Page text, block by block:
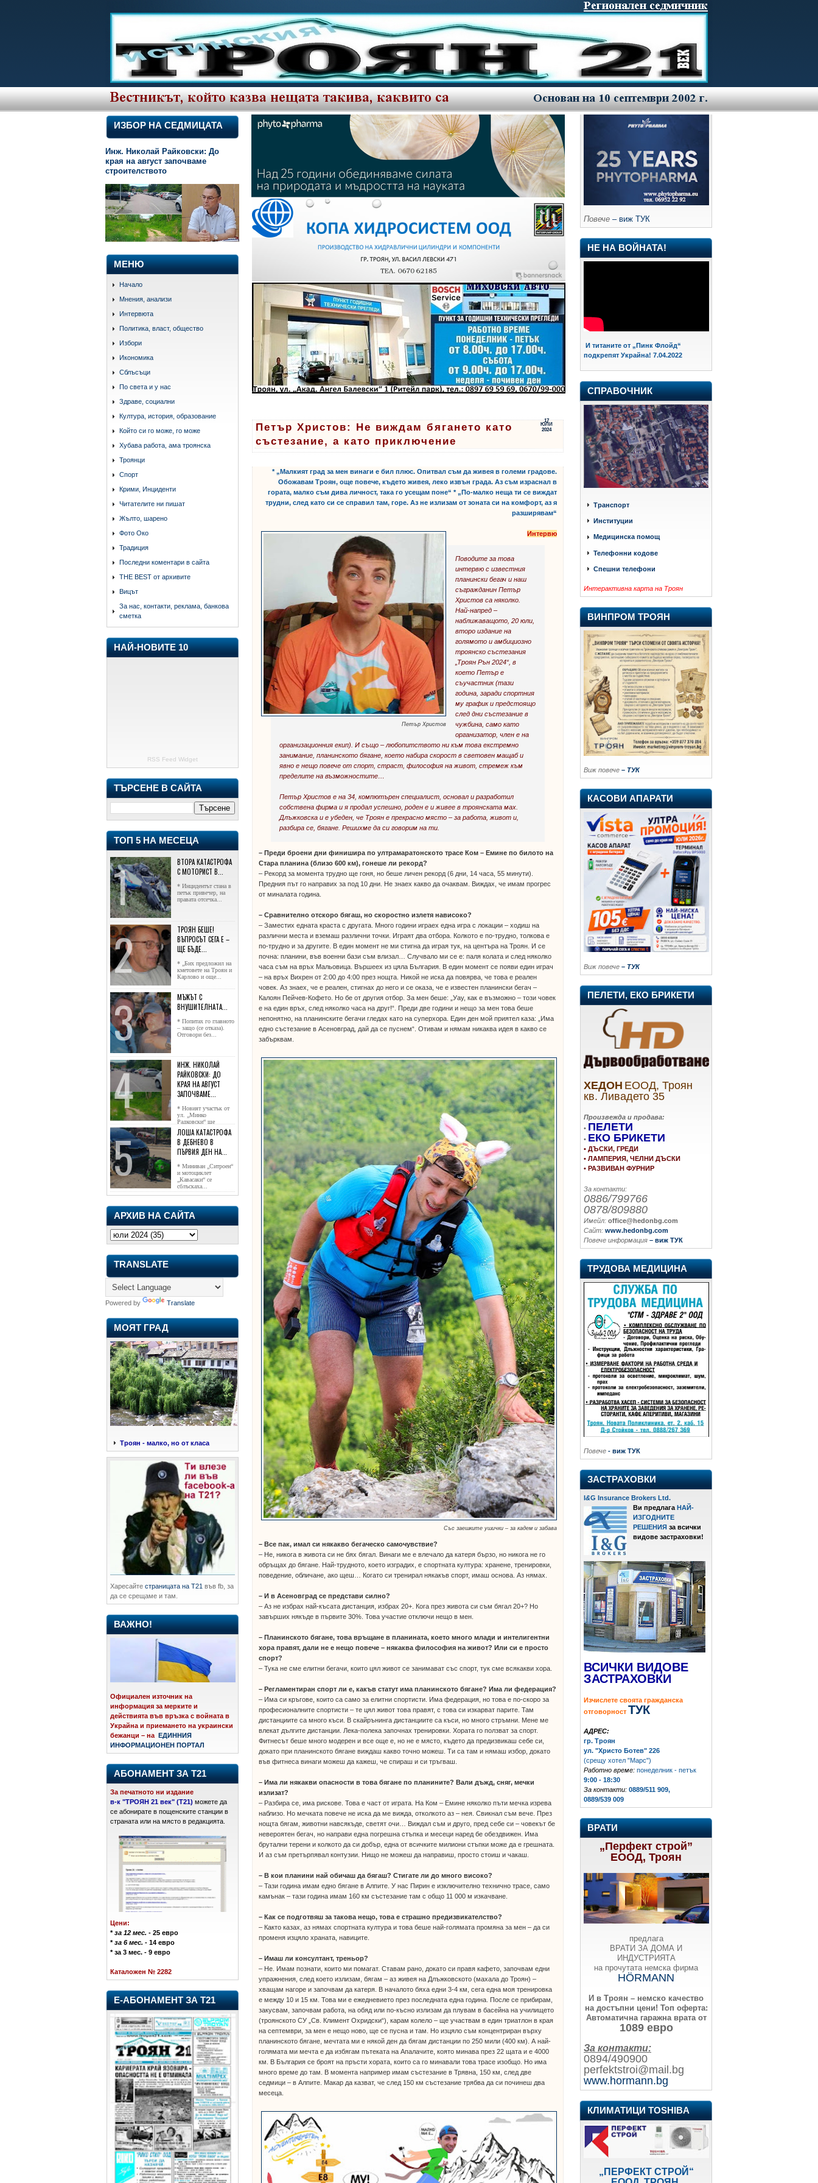
ИЗБОР НА СЕДМИЦАТА
Инж. Николай Райковски: До
края на август започваме
строителството
МЕНЮ
Начало
Мнения, анализи
Интервюта
Политика, власт, общество
Избори
Икономика
Сблъсъци
По света и у нас
Здраве, социални
Култура, история, образование
Който си го може, го може
Хубава работа, ама троянска
Троянци
Спорт
Крими, Инциденти
Читателите ни пишат
Жълто, шарено
Фото Око
Традиция
Последни коментари в сайта
THE BEST от архивите
Вицът
За нас, контакти, реклама, банкова
сметка
НАЙ-НОВИТЕ 10
RSS Feed Widget
ТЪРСЕНЕ В САЙТА
ТОП 5 НА МЕСЕЦА
ВТОРА КАТАСТРОФА
С МОТОРИСТ В...
* Инцидентът стана в
петък привечер, на
правата отсечка...
ТРОЯН БЕШЕ!
ВЪПРОСЪТ СЕГА Е –
ЩЕ БЪДЕ...
* „Бих предложил на
кметовете на Троян и
Карлово и още...
МЪЖЪТ С
ВНУШИТЕЛНАТА...
* Попитах го главното
– защо (се отказа).
Отговори без...
ИНЖ. НИКОЛАЙ
РАЙКОВСКИ: ДО
КРАЯ НА АВГУСТ
ЗАПОЧВАМЕ...
* Новият участък от
ул. „Минко
Радковски“ ще
достигне жк...
ЛОША КАТАСТРОФА
В ДЕБНЕВО В
ПЪРВИЯ ДЕН НА...
* Миниван „Ситроен“
и мотоциклет
„Кавасаки“ се
сблъскаха...
АРХИВ НА САЙТА
TRANSLATE
Powered by Translate
МОЯТ ГРАД
Троян - малко, но от класа
Харесайте страницата на Т21 във fb, за
да се срещаме и там.
ВАЖНО!
Официален източник на
информация за мерките и
действията във връзка с войната в
Украйна и приемането на украински
бежанци – на
ЕДИННИЯ
ИНФОРМАЦИОНЕН ПОРТАЛ
АБОНАМЕНТ ЗА Т21
За печатното ни издание
в-к "ТРОЯН 21 век" (Т21) можете да
се абонирате в пощенските станции в
страната или на място в редакцията.
Цени:
*за 12 мес. - 25 евро
*за 6 мес. - 14 евро
* за 3 мес. - 9 евро
Каталожен № 2282
Е-АБОНАМЕНТ ЗА Т21
17
ЮЛИ
2024
Петър Христов: Не виждам бягането като
състезание, а като приключение
* „Малкият град за мен винаги е бил плюс. Опитвал съм да живея в големи градове.
Обожавам Троян, още повече, където живея, леко извън града. Аз съм израснал в
гората, малко съм дива личност, така го усещам поне“ * „По-малко неща ти се виждат
трудни, след като си се справил там, горе. Аз не излизам от зоната си на комфорт, аз я
разширявам“
Петър Христов
Интервю
Поводите за това
интервю с известния
планински бегач и наш
съгражданин Петър
Христов са няколко.
Най-напред –
наближаващото, 20 юли,
второ издание на
голямото и амбициозно
троянско състезания
„Троян Рън 2024“, в
което Петър е
съучастник (тази
година, заради спортния
му график и предстоящо
след дни състезание в
чужбина, само като
организатор, член е на
организационния екип). И също – любопитството ни към това екстремно
занимание, планинското бягане, което набира скорост в световен мащаб и
явно е нещо повече от спорт, страст, философия на живот, стремеж към
пределите на възможностите…
Петър Христов е на 34, компютърен специалист, основал и разработил
собствена фирма и я продал успешно, роден е и живее в троянската мах.
Длъжковска и е убеден, че Троян е прекрасно място – за работа, живот и,
разбира се, бягане. Решихме да си говорим на ти.
– Преди броени дни финишира по ултрамаратонското трасе Ком – Емине по билото на
Стара планина (близо 600 км), гонеше ли рекорд?
– Рекорд за момента трудно ще гоня, но беше личен рекорд (6 дни, 14 часа, 55 минути).
Предния път го направих за под 10 дни. Не знаех какво да очаквам. Виждах, че имам прогрес
от миналата година.
– Сравнително отскоро бягаш, но скоростно излетя нависоко?
– Заместих едната краста с другата. Много години играех една игра с локации – ходиш на
различни места и вземаш различни точки. Играят два отбора. Колкото е по-трудно, толкова е
по-трудно и за другите. В един момент не ми стигна да играя тук, на центъра на Троян. И се
почна: планини, във военни бази съм влизал… Случвало ми се е: паля колата и след няколко
часа съм на връх Мальовица. Вършеех из цяла България. В един момент се появи един играч
– на връх Вихрен от 2:00 до 4:00 през нощта. Никой не иска да повярва, че това е реален
човек. Аз знаех, че е реален, стигнах до него и се оказа, че е известен планински бегач –
Калоян Пейчев-Кофето. Но бе от другия отбор. За мен беше: „Уау, как е възможно – този човек
е на един връх, след няколко часа на друг!“. Преди две години и нещо за мен това беше
непонятно, на планинските бегачи гледах като на суперхора. Един ден мой приятел каза: „Има
едно състезание в Асеновград, дай да се пуснем“. Отивам и нямам никаква идея в какво се
забърквам.
Със заешките ушички – за кадем и забава
– Все пак, имал си някакво бегаческо самочувствие?
– Не, никога в живота си не бях бягал. Винаги ме е влечало да катеря бързо, но никога не го
обръщах до бягане. Най-трудното, което изградих, е спортната култура: хранене, тренировки,
поведение, обличане, ако щеш… Когато си тренирал някакъв спорт, имаш основа. Аз нямах.
– И в Асеновград се представи силно?
– Аз не избрах най-късата дистанция, избрах 20+. Кога през живота си съм бягал 20+? Но
завърших някъде в първите 30%. Това участие отключи нещо в мен.
– Планинското бягане, това връщане в планината, което много млади и интелигентни
хора правят, дали не е нещо повече – някаква философия на живот? Или си е просто
спорт?
– Тука не сме елитни бегачи, които цял живот се занимават със спорт, тук сме всякакви хора.
– Регламентиран спорт ли е, какъв статут има планинското бягане? Има ли федерация?
– Има си кръгове, които са само за елитни спортисти. Има федерация, но това е по-скоро за
професионалните спортисти – те цял живот това правят, с това си изкарват парите. Там
дистанциите са много къси. В скайрънинга дистанциите са къси, но много стръмни. Мене ме
влекат дългите дистанции. Лека-полека започнах тренировки. Хората го ползват за спорт.
Фитнесът беше много модерен и все още е, но не е място, където да предизвикаш себе си,
докато при планинското бягане виждаш какво точно можеш. Ти са там и нямаш избор, докато
във фитнеса винаги можеш да кажеш, че спираш и си тръгваш.
– Има ли някакви опасности в това бягане по планините? Вали дъжд, сняг, мечки
излизат?
– Разбира се, има рискове. Това е част от играта. На Ком – Емине няколко пъти мечка изрева
наблизо. Но мечката повече не иска да ме вижда, отколкото аз – нея. Свикнал съм вече. През
нощта бягам, животни навсякъде, светят очи… Виждал съм и друго, пред себе си – човекът бе
невероятен бегач, но направи една погрешна стъпка и месеци наред бе обездвижен. Има
брутални терени и колкото да си добър, една от всичките милиони стъпки може да е грешната.
И аз съм претърпявал контузии. Нищо не можеш да направиш, просто стоиш и чакаш.
– В кои планини най обичаш да бягаш? Стигате ли до много високо?
– Тази година имам едно бягане в Алпите. У нас Пирин е изключително технично трасе, само
камънак – тази година имам 160 км състезание там с общо 11 000 м изкачване.
– Как се подготвяш за такова нещо, това е страшно предизвикателство?
– Както казах, аз нямах спортната култура и това беше най-голямата промяна за мен – да си
променя изцяло храната, навиците.
– Имаш ли консултант, треньор?
– Не. Имам познати, които ми помагат. Ставам рано, докато си правя кафето, започвам едни
упражнения, след което излизам, бягам – аз живея на Длъжковското (махала до Троян) –
хващам нагоре и започвам да катеря. В началото бяха едни 3-4 км, сега една моя тренировка
е между 10 и 15 км. Това ми е ежедневието през последната една година. После се прибирам,
закусвам, започвам работа, на обяд или по-късно излизам да плувам в басейна на училището
(троянското СУ „Св. Климент Охридски“), карам колело – ще участвам в един триатлон в края
на септември, за мен е нещо ново, ще се пусна и там. Но изцяло съм концентриран върху
планинското бягане, мечтата ми е някой ден да бягам дистанции по 250 мили (400 км). А най-
голямата ми мечта е да избягам пътеката на Апалачите, която минава през 22 щата и е 4000
км. В България се броят на пръсти хората, които са го минавали това трасе изобщо. Но има
много време до там. В момента например имам състезание в Трявна, 150 км, след две
седмици – в Алпите. Макар да казват, че след 150 км състезание трябва да си починеш два
месеца.
Повече – виж ТУК
НЕ НА ВОЙНАТА!
И титаните от „Пинк Флойд“
подкрепят Украйна! 7.04.2022
СПРАВОЧНИК
Транспорт
Институции
Медицинска помощ
Телефонни кодове
Спешни телефони
Интерактивна карта на Троян
ВИНПРОМ ТРОЯН
Виж повече – ТУК
КАСОВИ АПАРАТИ
Виж повече – ТУК
ПЕЛЕТИ, ЕКО БРИКЕТИ
ХЕДОН ЕООД, Троян
кв. Ливадето 35
Произвежда и продава:
• ПЕЛЕТИ
• ЕКО БРИКЕТИ
• ДЪСКИ, ГРЕДИ
• ЛАМПЕРИЯ, ЧЕЛНИ ДЪСКИ
• РАЗВИВАН ФУРНИР
За контакти:
0886/799766
0878/809880
Имейл: office@hedonbg.com
Сайт: www.hedonbg.com
Повече информация – виж ТУК
ТРУДОВА МЕДИЦИНА
Повече - виж ТУК
ЗАСТРАХОВКИ
I&G Insurance Brokers Ltd.
Ви предлага НАЙ-
ИЗГОДНИТЕ
РЕШЕНИЯ за всички
видове застраховки!
ВСИЧКИ ВИДОВЕ
ЗАСТРАХОВКИ
Изчислете своята гражданска
отговорност ТУК
АДРЕС:
гр. Троян
ул. "Христо Ботев" 226
(срещу хотел "Марс")
Работно време: понеделник - петък
9:00 - 18:30
За контакти: 0889/511 909,
0889/539 009
ВРАТИ
„Перфект строй”
ЕООД, Троян
предлага
ВРАТИ ЗА ДОМА И
ИНДУСТРИЯТА
на прочутата немска фирма
HÖRMANN
И в Троян – немско качество
на достъпни цени! Топ оферта:
Автоматична гаражна врата от
1089 евро
За контакти:
0894/490900
perfektstroi@mail.bg
www.hormann.bg
КЛИМАТИЦИ TOSHIBA
„ПЕРФЕКТ СТРОЙ“